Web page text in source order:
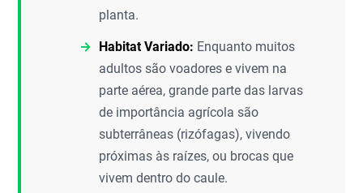
planta.
Habitat Variado: Enquanto muitos
adultos são voadores e vivem na
parte aérea, grande parte das larvas
de importância agrícola são
subterrâneas (rizófagas), vivendo
próximas às raízes, ou brocas que
vivem dentro do caule.